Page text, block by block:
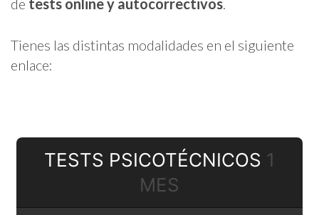
Tienes las distintas modalidades en el siguiente
enlace:
TESTS PSICOTÉCNICOS 1
MES